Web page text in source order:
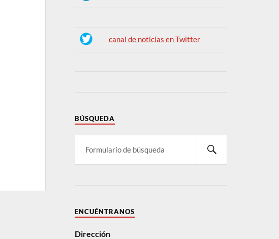
canal de noticias en Twitter
BÚSQUEDA
ENCUÉNTRANOS
Dirección